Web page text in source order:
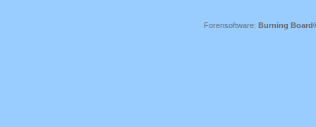
Forensoftware: Burning